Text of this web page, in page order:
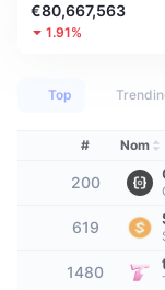
Actifs
Tableaux de
Trésoreries
Flux
Indicateurs
Indice
Indice de
Meilleurs
Au
Lives
Articles
Sentiment
API Crypto
API DEX
Entreprise
Ressources
Produits
Bulletin
CMC
€80,667,563
1.91%
Top
# Nom
200
619
1480